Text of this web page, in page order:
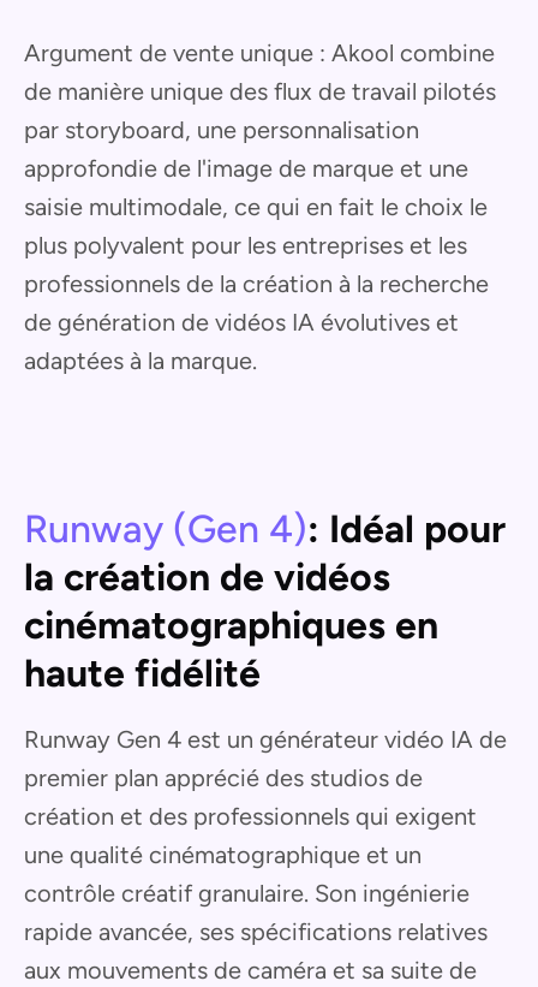
Argument de vente unique : Akool combine
de manière unique des flux de travail pilotés
par storyboard, une personnalisation
approfondie de l'image de marque et une
saisie multimodale, ce qui en fait le choix le
plus polyvalent pour les entreprises et les
professionnels de la création à la recherche
de génération de vidéos IA évolutives et
adaptées à la marque.
Runway (Gen 4): Idéal pour
la création de vidéos
cinématographiques en
haute fidélité
Runway Gen 4 est un générateur vidéo IA de
premier plan apprécié des studios de
création et des professionnels qui exigent
une qualité cinématographique et un
contrôle créatif granulaire. Son ingénierie
rapide avancée, ses spécifications relatives
aux mouvements de caméra et sa suite de